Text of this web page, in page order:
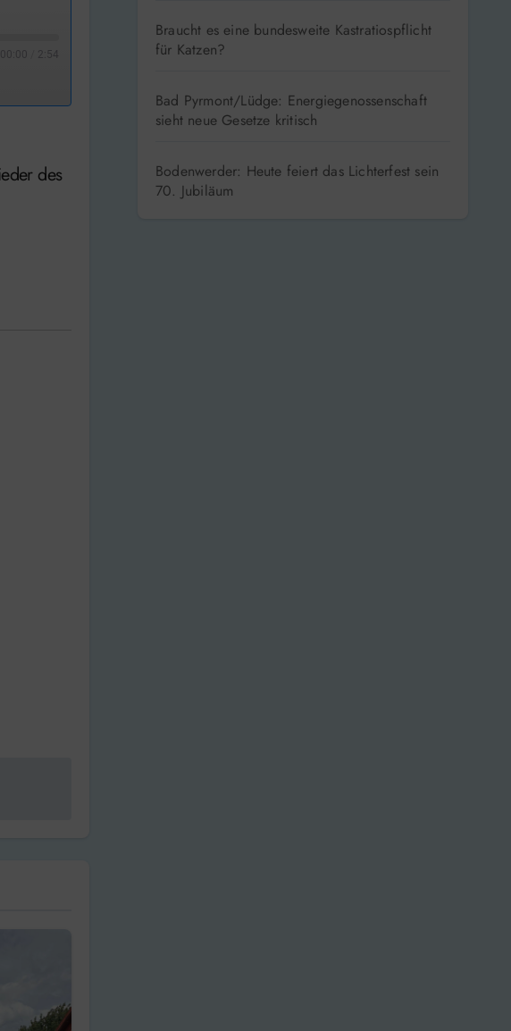
00:00 2:54
Braucht es eine bundesweite Kastratiospflicht
für Katzen?
Bad Pyrmont/Lüdge: Energiegenossenschaft
sieht neue Gesetze kritisch
Bodenwerder: Heute feiert das Lichterfest sein
70. Jubiläum